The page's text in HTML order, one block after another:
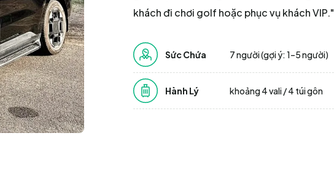
khách đi chơi golf hoặc phục vụ khách VIP."
Sức Chứa 7 người (gợi ý: 1–5 người)
Hành Lý khoảng 4 vali / 4 túi gôn